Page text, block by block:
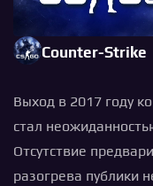
Counter-Strike
Выход в 2017 году
стал
Отсутствие
разогрева публики